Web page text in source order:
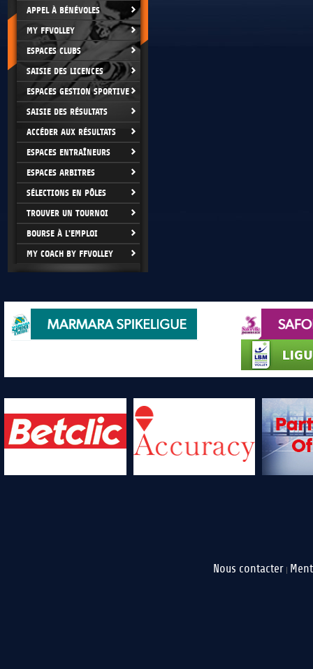
APPEL À BÉNÉVOLES
MY FFVOLLEY
ESPACES CLUBS
SAISIE DES LICENCES
ESPACES GESTION SPORTIVE
SAISIE DES RÉSULTATS
ACCÉDER AUX RÉSULTATS
ESPACES ENTRAÎNEURS
ESPACES ARBITRES
SÉLECTIONS EN PÔLES
TROUVER UN TOURNOI
BOURSE À L'EMPLOI
MY COACH BY FFVOLLEY
Nous contacter |